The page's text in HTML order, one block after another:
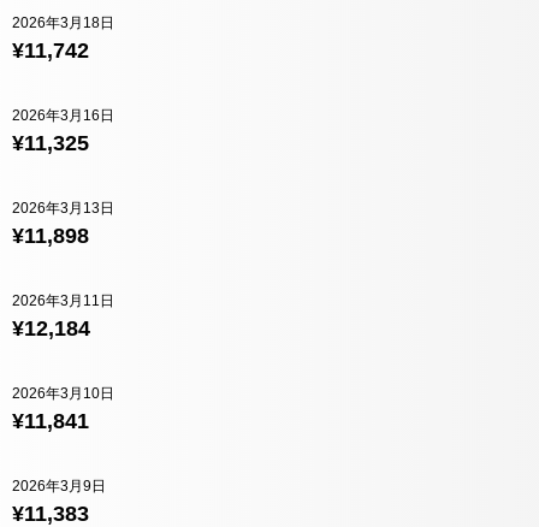
¥11,742
2026年3月18日
¥11,325
2026年3月16日
¥11,898
2026年3月13日
¥12,184
2026年3月11日
¥11,841
2026年3月10日
¥11,383
2026年3月9日